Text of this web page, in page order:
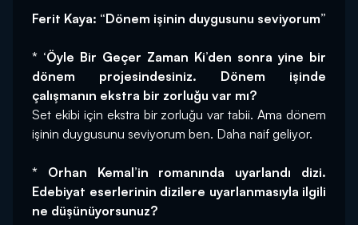
Ferit Kaya: “Dönem işinin duygusunu seviyorum”
* ‘Öyle Bir Geçer Zaman Ki’den sonra yine bir
dönem projesindesiniz. Dönem işinde
çalışmanın ekstra bir zorluğu var mı?
Set ekibi için ekstra bir zorluğu var tabii. Ama dönem
işinin duygusunu seviyorum ben. Daha naif geliyor.
* Orhan Kemal’in romanında uyarlandı dizi.
Edebiyat eserlerinin dizilere uyarlanmasıyla ilgili
ne düşünüyorsunuz?